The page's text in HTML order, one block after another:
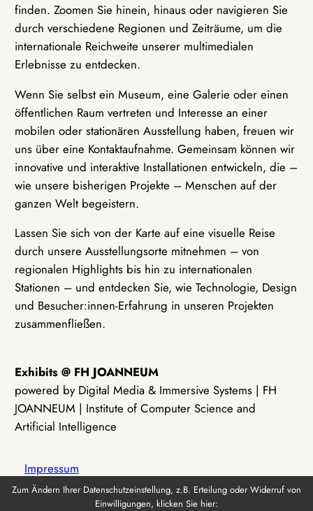
finden. Zoomen Sie hinein, hinaus oder navigieren Sie
durch verschiedene Regionen und Zeiträume, um die
internationale Reichweite unserer multimedialen
Erlebnisse zu entdecken.
Wenn Sie selbst ein Museum, eine Galerie oder einen
öffentlichen Raum vertreten und Interesse an einer
mobilen oder stationären Ausstellung haben, freuen wir
uns über eine Kontaktaufnahme. Gemeinsam können wir
innovative und interaktive Installationen entwickeln, die –
wie unsere bisherigen Projekte – Menschen auf der
ganzen Welt begeistern.
Lassen Sie sich von der Karte auf eine visuelle Reise
durch unsere Ausstellungsorte mitnehmen – von
regionalen Highlights bis hin zu internationalen
Stationen – und entdecken Sie, wie Technologie, Design
und Besucher:innen-Erfahrung in unseren Projekten
zusammenfließen.
Exhibits @ FH JOANNEUM
powered by Digital Media & Immersive Systems | FH
JOANNEUM | Institute of Computer Science and
Artificial Intelligence
Impressum
Zum Ändern Ihrer Datenschutzeinstellung, z.B. Erteilung oder Widerruf von
Einwilligungen, klicken Sie hier: